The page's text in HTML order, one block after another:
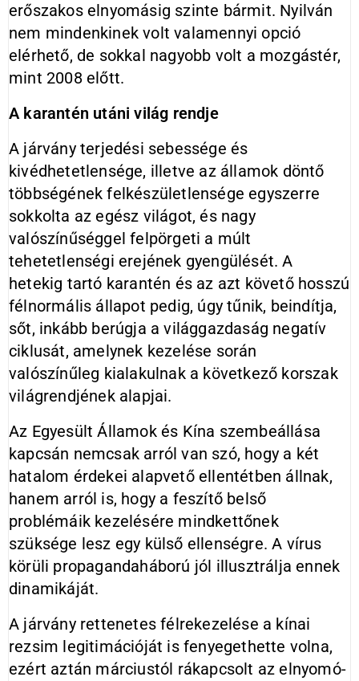
erőszakos elnyomásig szinte bármit. Nyilván
nem mindenkinek volt valamennyi opció
elérhető, de sokkal nagyobb volt a mozgástér,
mint 2008 előtt.
A karantén utáni világ rendje
A járvány terjedési sebessége és
kivédhetetlensége, illetve az államok döntő
többségének felkészületlensége egyszerre
sokkolta az egész világot, és nagy
valószínűséggel felpörgeti a múlt
tehetetlenségi erejének gyengülését. A
hetekig tartó karantén és az azt követő hosszú
félnormális állapot pedig, úgy tűnik, beindítja,
sőt, inkább berúgja a világgazdaság negatív
ciklusát, amelynek kezelése során
valószínűleg kialakulnak a következő korszak
világrendjének alapjai.
Az Egyesült Államok és Kína szembeállása
kapcsán nemcsak arról van szó, hogy a két
hatalom érdekei alapvető ellentétben állnak,
hanem arról is, hogy a feszítő belső
problémáik kezelésére mindkettőnek
szüksége lesz egy külső ellenségre. A vírus
körüli propagandaháború jól illusztrálja ennek
dinamikáját.
A járvány rettenetes félrekezelése a kínai
rezsim legitimációját is fenyegethette volna,
ezért aztán márciustól rákapcsolt az elnyomó-